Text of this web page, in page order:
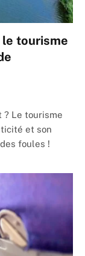
tourisme
? Le tourisme
et son
foules !